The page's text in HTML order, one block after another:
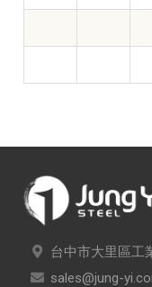
台中市大里區工
sales@jung-